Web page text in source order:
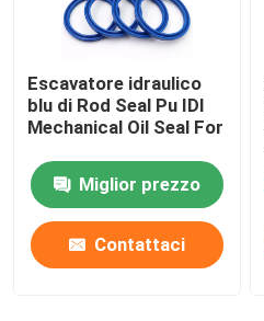
Escavatore idraulico
blu di Rod Seal Pu IDI
Mechanical Oil Seal For
Miglior prezzo
Contattaci